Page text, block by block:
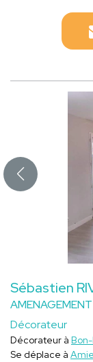
Sébastien
Décorateur
Décorateur à
Se déplace à